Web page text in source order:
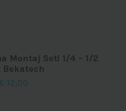
Montaj Seti 1/4 – 1/2
Bekatech
€ 12,00